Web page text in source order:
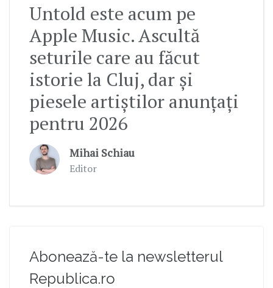
Untold este acum pe
Apple Music. Ascultă
seturile care au făcut
istorie la Cluj, dar și
piesele artiștilor anunțați
pentru 2026
Mihai Schiau
Editor
Abonează-te la newsletterul
Republica.ro